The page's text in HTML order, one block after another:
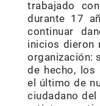
trabajado
durante 17
continuar
inicios dieron
organización:
de hecho,
el último de
ciudadano